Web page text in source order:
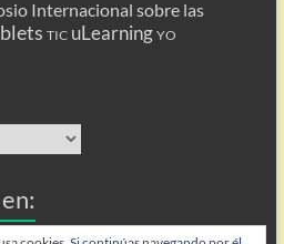
Internacional sobre las
TIC uLearning YO